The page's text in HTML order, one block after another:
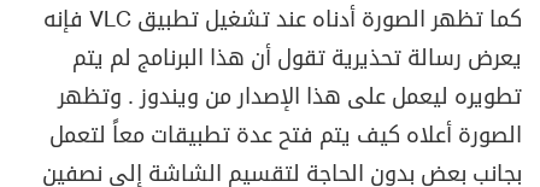
كما تظهر الصورة أدناه عند تشغيل تطبيق VLC فإنه
يعرض رسالة تحذيرية تقول أن هذا البرنامج لم يتم
تطويره ليعمل على هذا الإصدار من ويندوز . وتظهر
الصورة أعلاه كيف يتم فتح عدة تطبيقات معاً لتعمل
بجانب بعض بدون الحاجة لتقسيم الشاشة إلى نصفين